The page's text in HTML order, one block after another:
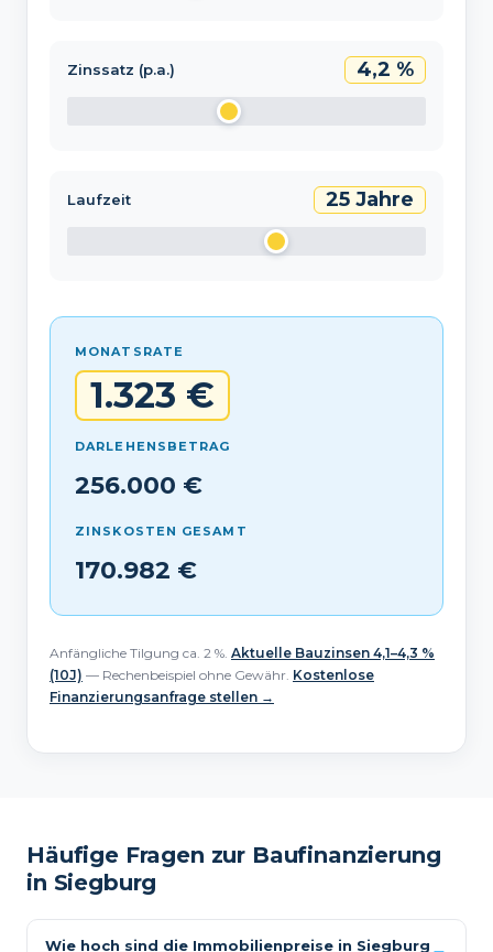
Zinssatz (p.a.) 4,2 %
Laufzeit 25 Jahre
MONATSRATE
1.323 €
DARLEHENSBETRAG
256.000 €
ZINSKOSTEN GESAMT
170.982 €
Anfängliche Tilgung ca. 2 %. Aktuelle Bauzinsen 4,1–4,3 %
(10J) — Rechenbeispiel ohne Gewähr. Kostenlose
Finanzierungsanfrage stellen →
Häufige Fragen zur Baufinanzierung
in Siegburg
Wie hoch sind die Immobilienpreise in Siegburg